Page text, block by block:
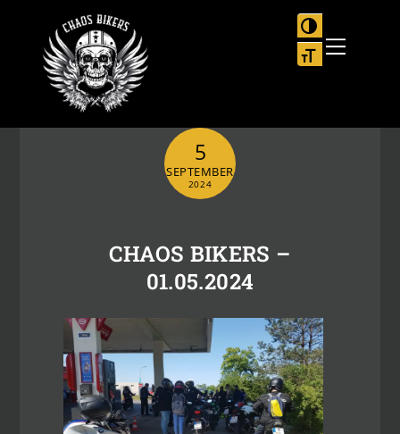
content
Menu
SCHRIFT
5
SEPTEMBER
2024
CHAOS BIKERS –
01.05.2024